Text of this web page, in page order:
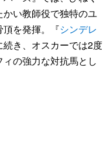
い教師役で独特のユ
を発揮。『シンデレ
き、オスカーでは2度
の強力な対抗馬とし